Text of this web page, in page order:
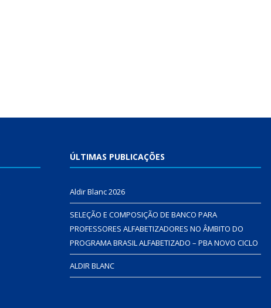
ÚLTIMAS PUBLICAÇÕES
Aldir Blanc 2026
SELEÇÃO E COMPOSIÇÃO DE BANCO PARA
PROFESSORES ALFABETIZADORES NO ÂMBITO DO
PROGRAMA BRASIL ALFABETIZADO – PBA NOVO CICLO
ALDIR BLANC